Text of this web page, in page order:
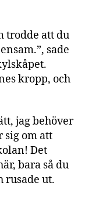
trodde att du
sade
kropp, och
jag behöver
sig om att
Det
bara så du
rusade ut.